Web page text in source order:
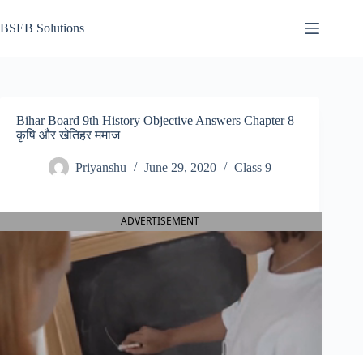
to
content
BSEB Solutions
Bihar Board 9th History Objective Answers Chapter 8
कृषि और खेतिहर ममाज
Priyanshu June 29, 2020 Class 9
ADVERTISEMENT